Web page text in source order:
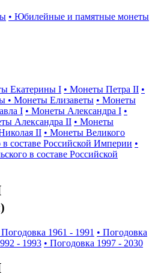
• Юбилейные и памятные монеты
Екатерины I • Монеты Петра II •
• Монеты Елизаветы • Монеты
I • Монеты Александра I •
Александра II • Монеты
II • Монеты Великого
составе Российской Империи •
в составе Российской
Погодовка 1961 - 1991 • Погодовка
- 1993 • Погодовка 1997 - 2030